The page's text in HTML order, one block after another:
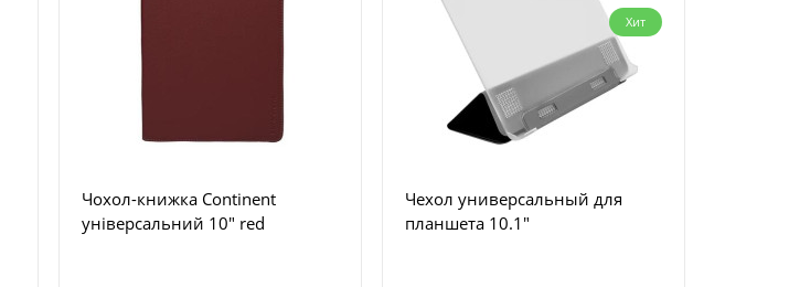
Чохол-книжка Continent
універсальний 10" red
Хит
Чехол универсальный для
планшета 10.1"